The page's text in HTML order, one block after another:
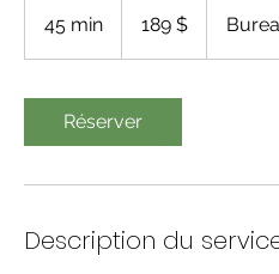
45 min 189 $
Réserver
Description du